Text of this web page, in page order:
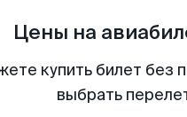
Цены на
купить билет без
выбрать